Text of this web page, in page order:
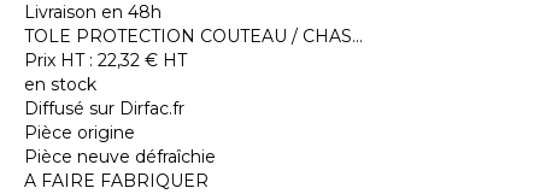
Livraison en 48h
TOLE PROTECTION COUTEAU / CHAS...
Prix HT : 22,32 € HT
en stock
Diffusé sur Dirfac.fr
Pièce origine
Pièce neuve défraîchie
A FAIRE FABRIQUER